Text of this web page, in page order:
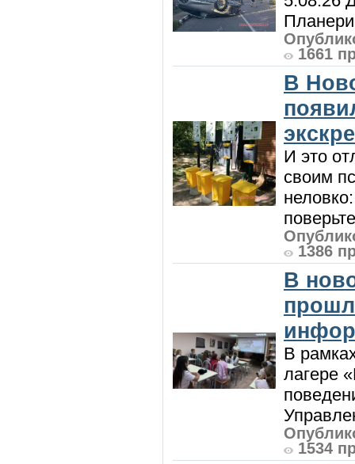
1661
В
И это
своим
1386
В
В
лагере
1534